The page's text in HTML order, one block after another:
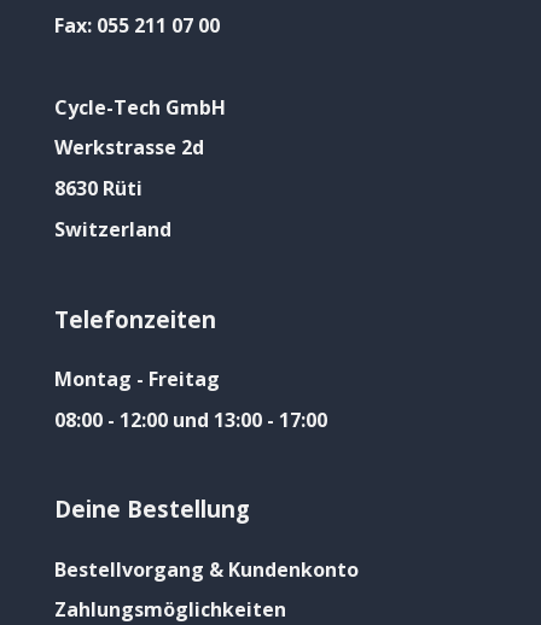
Fax: 055 211 07 00
Cycle-Tech GmbH
Werkstrasse 2d
8630 Rüti
Switzerland
Telefonzeiten
Montag - Freitag
08:00 - 12:00 und 13:00 - 17:00
Deine Bestellung
Bestellvorgang & Kundenkonto
Zahlungsmöglichkeiten